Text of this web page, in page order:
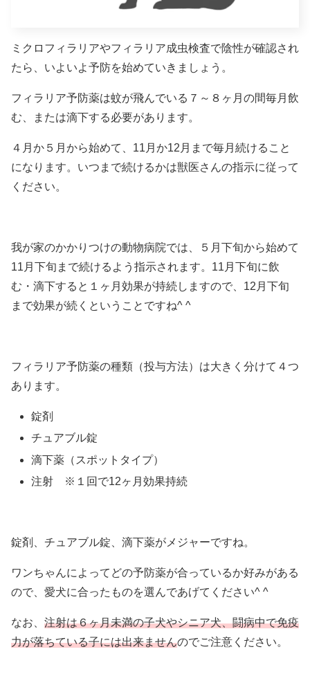
ミクロフィラリアやフィラリア成虫検査で陰性が確認され
たら、いよいよ予防を始めていきましょう。
フィラリア予防薬は蚊が飛んでいる７～８ヶ月の間毎月飲
む、または滴下する必要があります。
４月か５月から始めて、11月か12月まで毎月続けること
になります。いつまで続けるかは獣医さんの指示に従って
ください。
我が家のかかりつけの動物病院では、５月下旬から始めて
11月下旬まで続けるよう指示されます。11月下旬に飲
む・滴下すると１ヶ月効果が持続しますので、12月下旬
まで効果が続くということですね^ ^
フィラリア予防薬の種類（投与方法）は大きく分けて４つ
あります。
錠剤
チュアブル錠
滴下薬（スポットタイプ）
注射 ※１回で12ヶ月効果持続
錠剤、チュアブル錠、滴下薬がメジャーですね。
ワンちゃんによってどの予防薬が合っているか好みがある
ので、愛犬に合ったものを選んであげてください^ ^
なお、 注射は６ヶ月未満の子犬やシニア犬、闘病中で免疫
力が落ちている子には出来ませんのでご注意ください。